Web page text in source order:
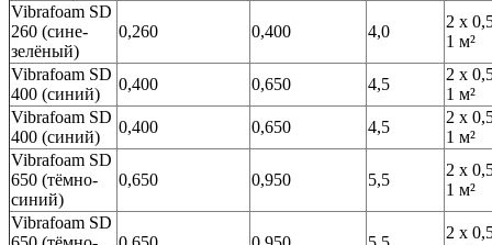
Vibrafoam SD
260 (сине-
зелёный)
0,260 0,400 4,0
2 х
1 м²
Vibrafoam SD
400 (синий)
0,400 0,650 4,5
2 х
1 м²
Vibrafoam SD
400 (синий)
0,400 0,650 4,5
2 х
1 м²
Vibrafoam SD
650 (тёмно-
синий)
0,650 0,950 5,5
2 х
1 м²
Vibrafoam SD
2 х